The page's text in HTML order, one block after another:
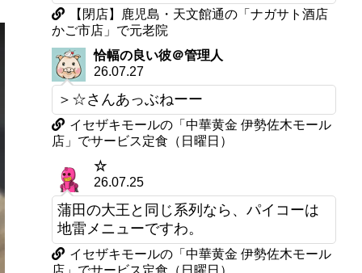
【閉店】鹿児島・天文館通の「ナガサト酒店
かご市店」で元老院
恰幅の良い彼＠管理人
26.07.27
＞☆さんあっぶねーー
イセザキモールの「中華黄金 伊勢佐木モール
店」でサービス定食（日曜日）
☆
26.07.25
蒲田の大王と同じ系列なら、パイコーは
地雷メニューですわ。
イセザキモールの「中華黄金 伊勢佐木モール
店」でサービス定食（日曜日）